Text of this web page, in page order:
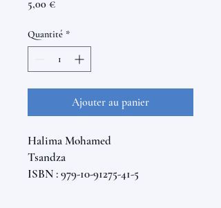
5,00 €Prix
Quantité *
Ajouter au panier
Halima Mohamed
Tsandza
ISBN : 979-10-91275-41-5